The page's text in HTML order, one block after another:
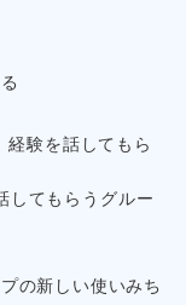
経験を話してもら
してもらうグルー
の新しい使いみち